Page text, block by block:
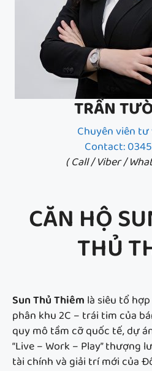
TRẦN
Chuyên viên
Contact:
( Call / Viber /
CĂN HỘ
THỦ
Sun Thủ Thiêm là siêu tổ
phân khu 2C – trái tim của
quy mô tầm cỡ quốc tế, dự
“Live – Work – Play” thượng
tài chính và giải trí mới của